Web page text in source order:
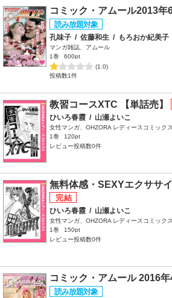
コミック・アムール2013年
孔味子 / 佐藤和生 / もろおか紀美子
マンガ雑誌、アムール
1巻
600pt
(1.0)
投稿数1件
教習コースXTC 【単話売】
ひいろ春霞 / 山瀬よいこ
女性マンガ、OHZORA レディースコミックス
1巻
120pt
レビュー投稿数0件
無料体感・SEXYエクササイ
ひいろ春霞 / 山瀬よいこ
女性マンガ、OHZORA レディースコミックス
1巻
150pt
レビュー投稿数0件
コミック・アムール 2016